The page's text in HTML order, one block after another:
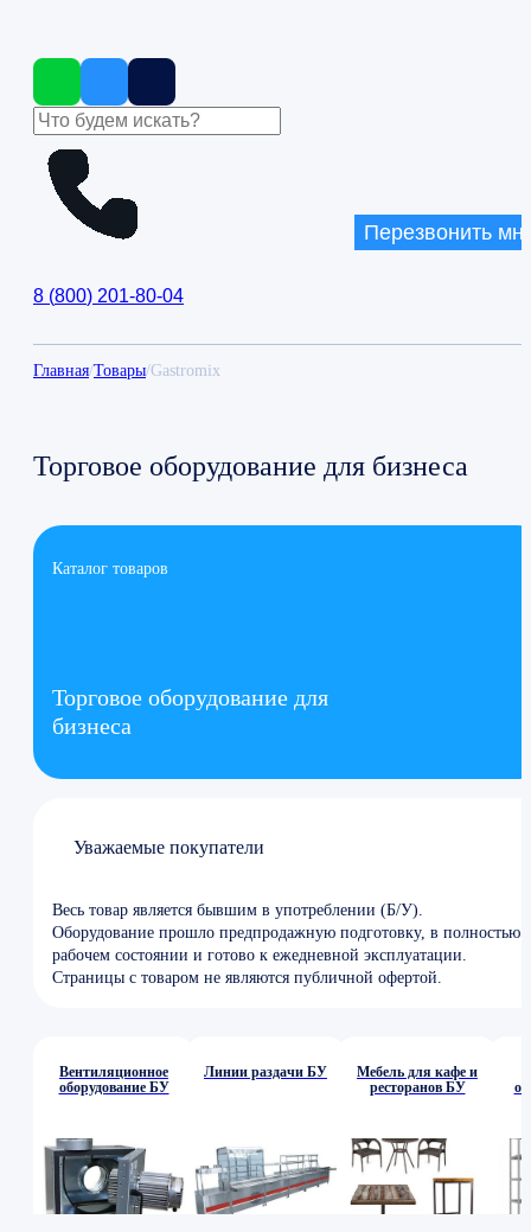
8 (800) 201-80-04
Перезвонить
Главная/Товары/Gastromix
Торговое оборудование для бизнеса
Каталог товаров
Торговое оборудование для
бизнеса
Уважаемые покупатели
Весь товар является бывшим в употреблении (Б/У).
Оборудование прошло предпродажную подготовку, в полностью
рабочем состоянии и готово к ежедневной эксплуатации.
Страницы с товаром не являются публичной офертой.
Вентиляционное
оборудование БУ
Линии раздачи БУ
Мебель для кафе и
ресторанов БУ